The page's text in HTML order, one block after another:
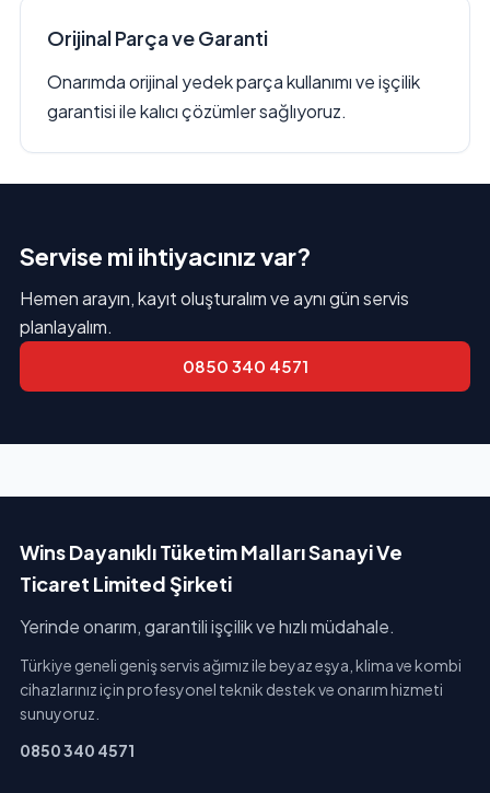
Orijinal Parça ve Garanti
Onarımda orijinal yedek parça kullanımı ve işçilik
garantisi ile kalıcı çözümler sağlıyoruz.
Servise mi ihtiyacınız var?
Hemen arayın, kayıt oluşturalım ve aynı gün servis
planlayalım.
0850 340 4571
Wins Dayanıklı Tüketim Malları Sanayi Ve
Ticaret Limited Şirketi
Yerinde onarım, garantili işçilik ve hızlı müdahale.
Türkiye geneli geniş servis ağımız ile beyaz eşya, klima ve kombi
cihazlarınız için profesyonel teknik destek ve onarım hizmeti
sunuyoruz.
0850 340 4571